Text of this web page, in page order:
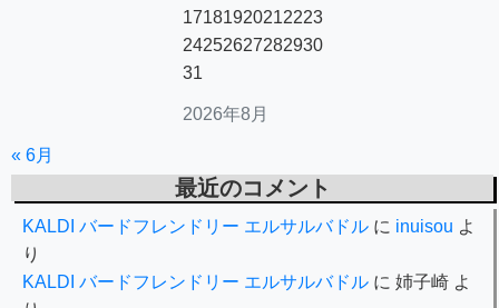
2026年8月
17181920212223
24252627282930
31
« 6月
最近のコメント
KALDI バードフレンドリー エルサルバドル に inuisou よ
り
KALDI バードフレンドリー エルサルバドル に 姉子崎 よ